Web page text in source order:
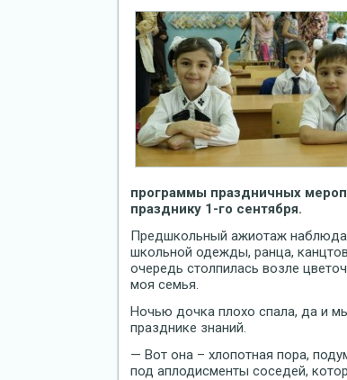
программы праздничных
празднику 1-го сентября.
Предшкольный ажиотаж
школьной одежды, ранца,
очередь столпилась возле
моя семья.
Ночью дочка плохо спала, да и
празднике знаний.
— Вот она – хлопотная пора,
под аплодисменты соседей,